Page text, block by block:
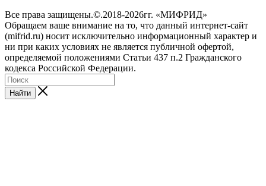
Все права защищены.©.2018-2026гг. «МИФРИД»
Обращаем ваше внимание на то, что данный интернет-сайт
(mifrid.ru) носит исключительно информационный характер и
ни при каких условиях не является публичной офертой,
определяемой положениями Статьи 437 п.2 Гражданского
кодекса Российской Федерации.
Найти